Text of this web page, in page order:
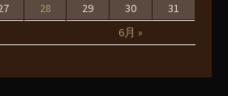
6月 »
28 29 30 31